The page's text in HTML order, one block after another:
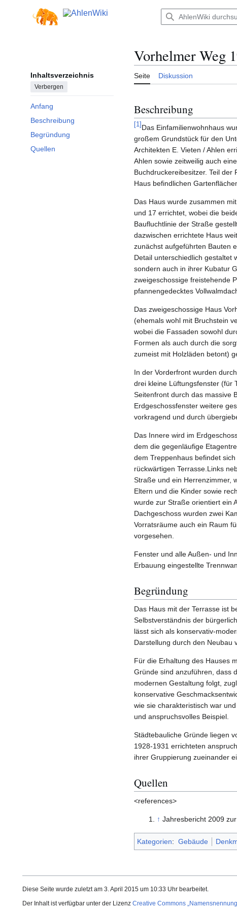
Hauptmenü
Inhaltsverzeichnis
Verbergen
Anfang
Beschreibung
Begründung
Quellen
Vorhelmer Weg
Seite Diskussion
Beschreibung
[1] Das Einfamilienwohnhaus
großem Grundstück für den
Architekten E. Vieten / Ahlen
Ahlen sowie zeitweilig auch
Buchdruckereibesitzer. Teil
Haus befindlichen
Das Haus wurde zusammen
und 17 errichtet, wobei die
Baufluchtlinie der Straße
dazwischen errichtete Haus
zunächst aufgeführten Bauten
Detail unterschiedlich gestaltet
sondern auch in ihrer Kubatur
zweigeschossige freistehende
pfannengedecktes
Das zweigeschossige Haus
(ehemals wohl mit Bruchstein
wobei die Fassaden sowohl
Formen als auch durch die
zumeist mit Holzläden betont)
In der Vorderfront wurden
drei kleine Lüftungsfenster (für
Seitenfront durch das massive
Erdgeschossfenster weitere
vorkragend und durch
Das Innere wird im
dem die gegenläufige
dem Treppenhaus befindet
rückwärtigen Terrasse.Links
Straße und ein Herrenzimmer,
Eltern und die Kinder sowie
wurde zur Straße orientiert ein
Dachgeschoss wurden zwei
Vorratsräume auch ein Raum
vorgesehen.
Fenster und alle Außen- und
Erbauung eingestellte
Begründung
Das Haus mit der Terrasse ist
Selbstverständnis der
lässt sich als konservativ-
Darstellung durch den Neubau
Für die Erhaltung des Hauses
Gründe sind anzuführen, dass
modernen Gestaltung folgt,
konservative
wie sie charakteristisch war
und anspruchsvolles Beispiel.
Städtebauliche Gründe liegen
1928-1931 errichteten
ihrer Gruppierung zueinander
Quellen
<references>
↑ Jahresbericht 2009
Kategorien: Gebäude
Diese Seite wurde zuletzt am 3. April 2015 um 10:33 Uhr bearbeitet.
Der Inhalt ist verfügbar unter der Lizenz Creative Commons